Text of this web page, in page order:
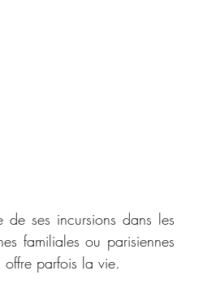
ses incursions dans les
familiales ou parisiennes
parfois la vie.